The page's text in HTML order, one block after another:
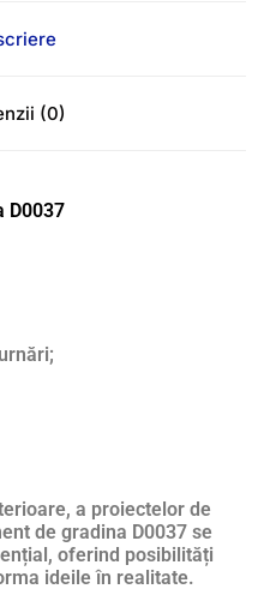
(0)
D0037
a proiectelor de
de gradina D0037 se
oferind posibilități
ideile în realitate.